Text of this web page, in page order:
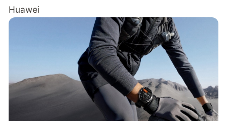
Huawei